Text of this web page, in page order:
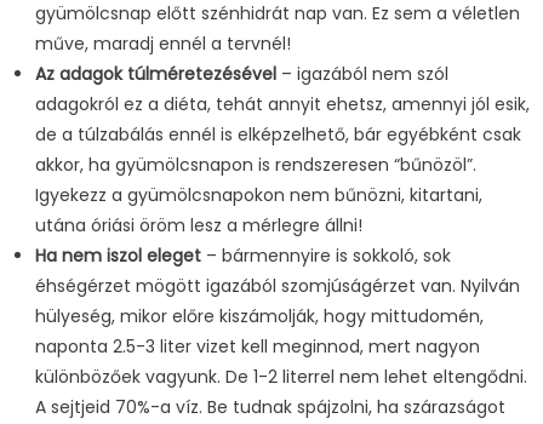
gyümölcsnap előtt szénhidrát nap van. Ez sem a véletlen
műve, maradj ennél a tervnél!
Az adagok túlméretezésével– igazából nem szól
adagokról ez a diéta, tehát annyit ehetsz, amennyi jól esik,
de a túlzabálás ennél is elképzelhető, bár egyébként csak
akkor, ha gyümölcsnapon is rendszeresen “bűnözöl”.
Igyekezz a gyümölcsnapokon nem bűnözni, kitartani,
utána óriási öröm lesz a mérlegre állni!
Ha nem iszol eleget – bármennyire is sokkoló, sok
éhségérzet mögött igazából szomjúságérzet van. Nyilván
hülyeség, mikor előre kiszámolják, hogy mittudomén,
naponta 2.5-3 liter vizet kell meginnod, mert nagyon
különbözőek vagyunk. De 1-2 literrel nem lehet eltengődni.
A sejtjeid 70%-a víz. Be tudnak spájzolni, ha szárazságot